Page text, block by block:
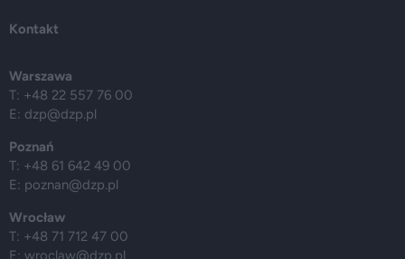
Kontakt
Warszawa
T: +48 22 557 76 00
E: dzp@dzp.pl
Poznań
T: +48 61 642 49 00
E: poznan@dzp.pl
Wrocław
T: +48 71 712 47 00
E: wroclaw@dzp.pl